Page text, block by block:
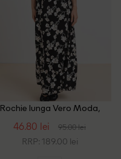
Rochie lunga Vero Moda,
46.80 lei 95.00 lei
RRP: 189.00 lei